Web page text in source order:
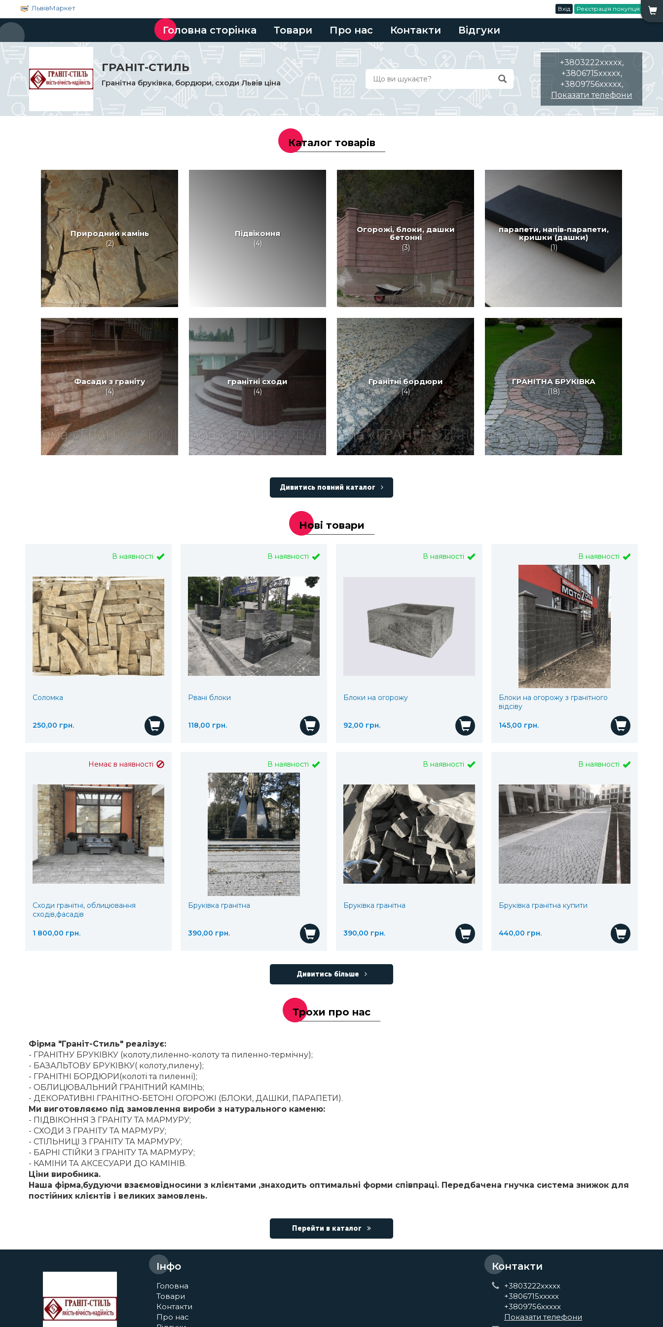
Вхід Реєстрація покупця
ЛьвівМаркет
Головна сторінка Товари Про нас Контакти Відгуки
ГРАНІТ-СТИЛЬ
Гранітна бруківка, бордюри, сходи Львів ціна
+3803222xxxxx,
+3806715xxxxx,
+3809756xxxxx,
Показати телефони
Каталог товарів
Природний камінь
(2)
Підвіконня
(4)
Огорожі, блоки, дашки
бетонні
(3)
парапети, напів-парапети,
кришки (дашки)
(1)
Фасади з граніту
(4)
гранітні сходи
(4)
Гранітні бордюри
(4)
ГРАНІТНА БРУКІВКА
(18)
Дивитись повний каталог
Нові товари
В наявності
Соломка
250,00 грн.
В наявності
Рвані блоки
118,00 грн.
В наявності
Блоки на огорожу
92,00 грн.
В наявності
Блоки на огорожу з гранітного
відсіву
145,00 грн.
Немає в наявності
Сходи гранітні, облицювання
сходів,фасадів
1 800,00 грн.
В наявності
Бруківка гранітна
390,00 грн.
В наявності
Бруківка гранітна
390,00 грн.
В наявності
Бруківка гранітна купити
440,00 грн.
Дивитись більше
Трохи про нас
Фірма "Граніт-Стиль" реалізує:
- ГРАНІТНУ БРУКІВКУ (колоту,пиленно-колоту та пиленно-термічну);
- БАЗАЛЬТОВУ БРУКІВКУ( колоту,пилену);
- ГРАНІТНІ БОРДЮРИ(колоті та пиленні);
- ОБЛИЦЮВАЛЬНИЙ ГРАНІТНИЙ КАМІНЬ;
- ДЕКОРАТИВНІ ГРАНІТНО-БЕТОНІ ОГОРОЖІ (БЛОКИ, ДАШКИ, ПАРАПЕТИ).
Ми виготовляємо під замовлення вироби з натурального каменю:
- ПІДВІКОННЯ З ГРАНІТУ ТА МАРМУРУ;
- СХОДИ З ГРАНІТУ ТА МАРМУРУ;
- СТІЛЬНИЦІ З ГРАНІТУ ТА МАРМУРУ;
- БАРНІ СТІЙКИ З ГРАНІТУ ТА МАРМУРУ;
- КАМІНИ ТА АКСЕСУАРИ ДО КАМІНІВ.
Ціни виробника.
Наша фірма,будуючи взаємовідносини з клієнтами ,знаходить оптимальні форми співпраці. Передбачена гнучка система знижок для
постійних клієнтів і великих замовлень.
Перейти в каталог
Інфо
Головна
Товари
Контакти
Про нас
Контакти
+3803222xxxxx
+3806715xxxxx
+3809756xxxxx
Показати телефони